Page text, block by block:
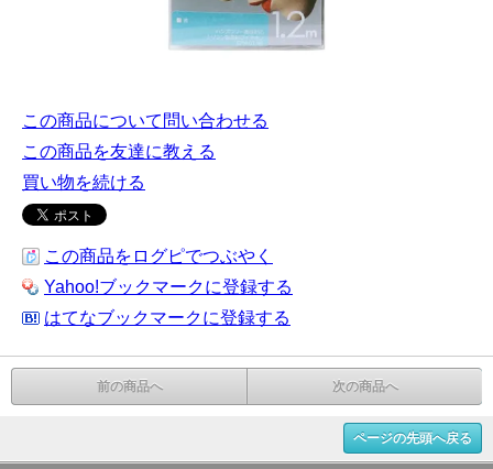
この商品について問い合わせる
この商品を友達に教える
買い物を続ける
この商品をログピでつぶやく
Yahoo!ブックマークに登録する
はてなブックマークに登録する
前の商品へ 次の商品へ
ページの先頭へ戻る